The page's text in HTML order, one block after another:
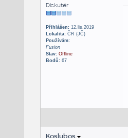
Diskutér
Přihlášen:12.lis.2019
Lokalita:ČR (JČ)
Používám:
Fusion
Stav: Offline
Bodů:67